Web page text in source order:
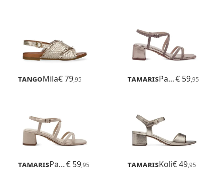
TangoMila€ 79,95 Tamaris Paola€ 59,95
Tamaris Paola€ 59,95 TamarisKoli€ 49,95